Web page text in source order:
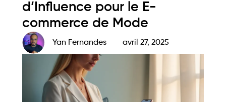
d’Influence pour le E-
commerce de Mode
Yan Fernandes avril 27, 2025